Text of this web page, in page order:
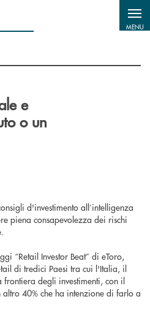
MENU
e
o un
d'investimento all’intelligenza
piena consapevolezza dei rischi
“Retail Investor Beat” di eToro,
di tredici Paesi tra cui l'Italia, il
degli investimenti, con il
altro 40% che ha intenzione di farlo a